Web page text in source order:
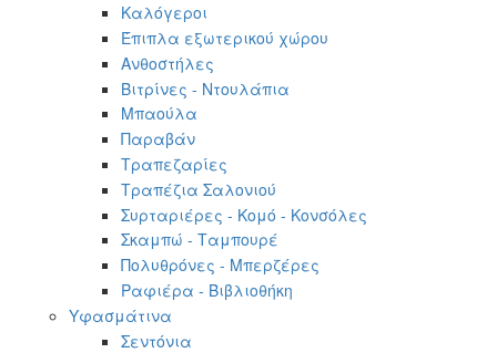
Καλόγεροι
Έπιπλα εξωτερικού χώρου
Ανθοστήλες
Βιτρίνες - Ντουλάπια
Μπαούλα
Παραβάν
Τραπεζαρίες
Τραπέζια Σαλονιού
Συρταριέρες - Κομό - Κονσόλες
Σκαμπώ - Ταμπουρέ
Πολυθρόνες - Μπερζέρες
Ραφιέρα - Βιβλιοθήκη
Υφασμάτινα
Σεντόνια